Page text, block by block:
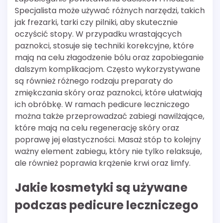
Specjalista może używać różnych narzędzi, takich
jak frezarki, tarki czy pilniki, aby skutecznie
oczyścić stopy. W przypadku wrastających
paznokci, stosuje się techniki korekcyjne, które
mają na celu złagodzenie bólu oraz zapobieganie
dalszym komplikacjom. Często wykorzystywane
są również różnego rodzaju preparaty do
zmiękczania skóry oraz paznokci, które ułatwiają
ich obróbkę. W ramach pedicure leczniczego
można także przeprowadzać zabiegi nawilżające,
które mają na celu regenerację skóry oraz
poprawę jej elastyczności. Masaż stóp to kolejny
ważny element zabiegu, który nie tylko relaksuje,
ale również poprawia krążenie krwi oraz limfy.
Jakie kosmetyki są używane
podczas pedicure leczniczego